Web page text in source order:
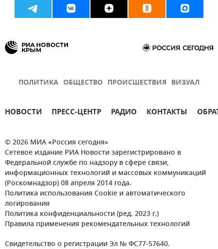
ПОЛИТИКА ОБЩЕСТВО ПРОИСШЕСТВИЯ ВИЗУАЛ
НОВОСТИ ПРЕСС-ЦЕНТР РАДИО КОНТАКТЫ
© 2026 МИА «Россия сегодня»
Сетевое издание РИА Новости зарегистрировано в
Федеральной службе по надзору в сфере связи,
информационных технологий и массовых коммуникаций
(Роскомнадзор) 08 апреля 2014 года.
Политика использования Cookie и автоматического
логирования
Политика конфиденциальности (ред. 2023 г.)
Правила применения рекомендательных технологий
Свидетельство о регистрации Эл № ФС77-57640.